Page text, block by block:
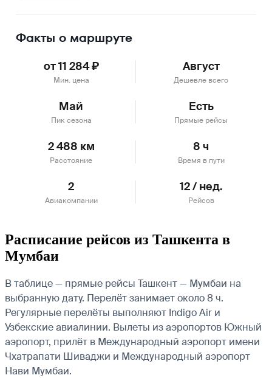
Факты о маршруте
от 11 284 ₽
Мин. цена
Август
Дешевле всего
Май
Пик сезона
Есть
Прямые рейсы
2 488 км
Расстояние
8 ч
Время в пути
2
Авиакомпании
12 / нед.
Рейсов
Расписание рейсов из Ташкента в
Мумбаи
В таблице — прямые рейсы Ташкент — Мумбаи на
выбранную дату. Перелёт занимает около 8 ч.
Регулярные перелёты выполняют Indigo Air и
Узбекские авиалинии. Вылеты из аэропортов Южный
аэропорт, прилёт в Международный аэропорт имени
Чхатрапати Шиваджи и Международный аэропорт
Нави Мумбаи.